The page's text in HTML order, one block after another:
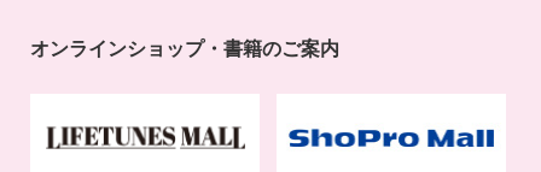
オンラインショップ・書籍のご案内